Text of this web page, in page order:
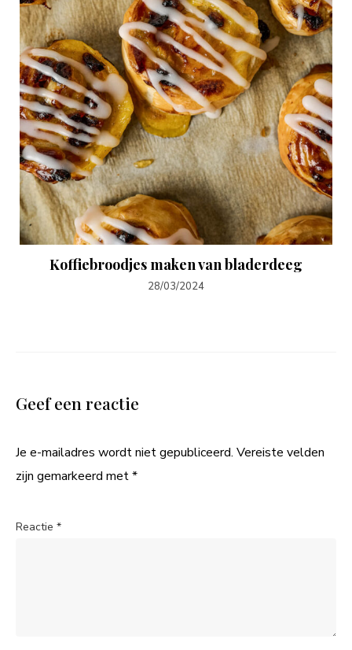
Koffiebroodjes maken van bladerdeeg
28/03/2024
Geef een reactie
Je e-mailadres wordt niet gepubliceerd. Vereiste velden
zijn gemarkeerd met*
Reactie *